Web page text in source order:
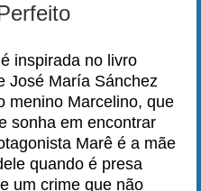
inspirada no livro
José María Sánchez
menino Marcelino, que
sonha em encontrar
Marê é a mãe
quando é presa
um crime que não